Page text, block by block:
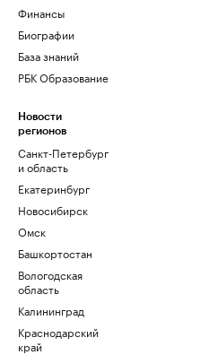
Финансы
Биографии
База знаний
РБК Образование
Новости
регионов
Санкт-Петербург
и область
Екатеринбург
Новосибирск
Омск
Башкортостан
Вологодская
область
Калининград
Краснодарский
край